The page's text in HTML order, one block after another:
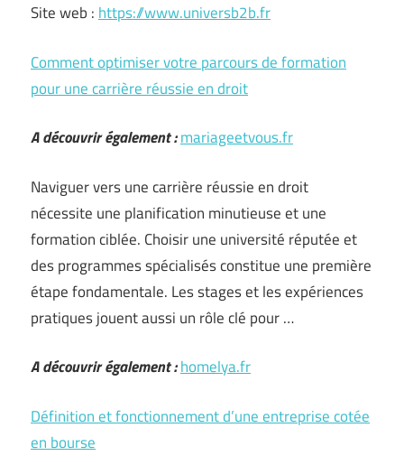
Site web : https://www.universb2b.fr
Comment optimiser votre parcours de formation
pour une carrière réussie en droit
A découvrir également :mariageetvous.fr
Naviguer vers une carrière réussie en droit
nécessite une planification minutieuse et une
formation ciblée. Choisir une université réputée et
des programmes spécialisés constitue une première
étape fondamentale. Les stages et les expériences
pratiques jouent aussi un rôle clé pour …
A découvrir également :homelya.fr
Définition et fonctionnement d’une entreprise cotée
en bourse